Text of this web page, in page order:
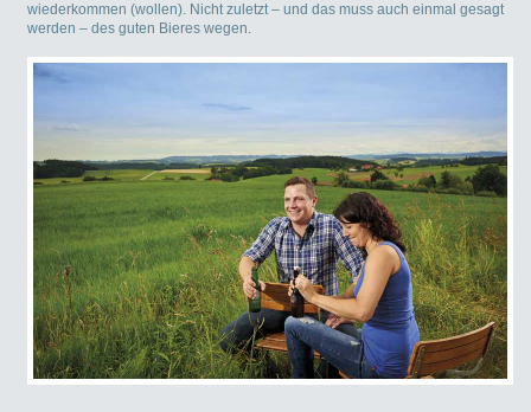
wiederkommen (wollen). Nicht zuletzt – und das muss auch einmal gesagt
werden – des guten Bieres wegen.